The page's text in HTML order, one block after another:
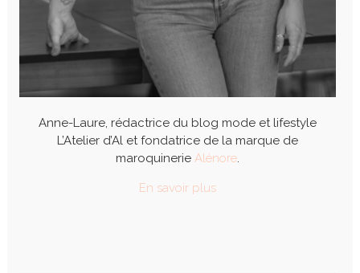
Anne-Laure, rédactrice du blog mode et lifestyle
L’Atelier d’Al et fondatrice de la marque de
maroquinerie Alénore
En savoir plus